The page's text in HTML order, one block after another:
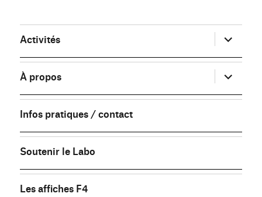
Activités ouvrir
le
sous-
menu
À propos
ouvrir
le
sous-
menu
Infos pratiques / contact
Soutenir le Labo
Les affiches F4